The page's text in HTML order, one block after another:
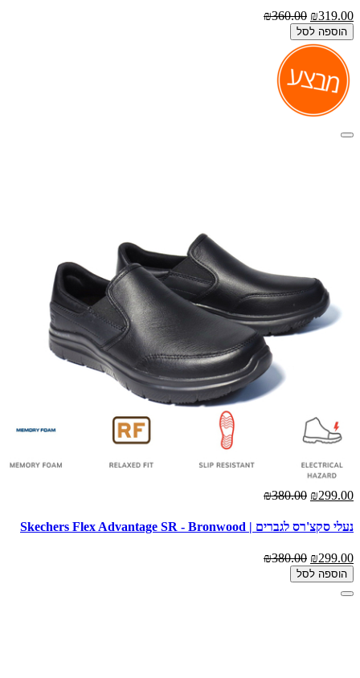
₪319.00
₪360.00
הוספה לסל
₪299.00
₪380.00
נעלי סקצ'רס לגברים | Skechers Flex Advantage SR - Bronwood
₪299.00
₪380.00
הוספה לסל